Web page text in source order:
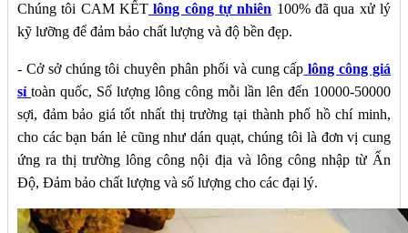
Chúng tôi CAM KẾT lông công tự nhiên 100% đã qua xử lý
kỹ lưỡng để đảm bảo chất lượng và độ bền đẹp.
- Cở sở chúng tôi chuyên phân phối và cung cấp lông công giá
sỉ toàn quốc, Số lượng lông công mỗi lần lên đến 10000-50000
sợi, đảm bảo giá tốt nhất thị trường tại thành phố hồ chí minh,
cho các bạn bán lẻ cũng như dán quạt, chúng tôi là đơn vị cung
ứng ra thị trường lông công nội địa và lông công nhập từ Ấn
Độ, Đảm bảo chất lượng và số lượng cho các đại lý.